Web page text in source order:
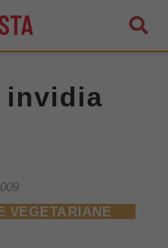
invidia
VEGETARIANE